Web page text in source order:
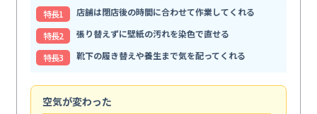
特⻑1
店舗は閉店後の時間に合わせて作業してくれる
特⻑2
張り替えずに壁紙の汚れを染色で直せる
特⻑3
靴下の履き替えや養生まで気を配ってくれる
空気が変わった